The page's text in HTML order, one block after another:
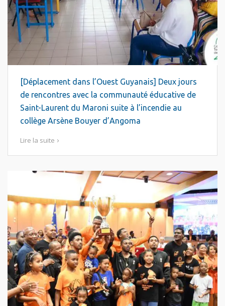
[Déplacement dans l’Ouest Guyanais] Deux jours
de rencontres avec la communauté éducative de
Saint-Laurent du Maroni suite à l’incendie au
collège Arsène Bouyer d’Angoma
Lire la suite